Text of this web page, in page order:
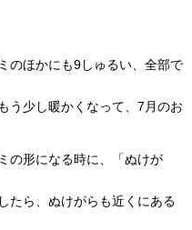
のほかにも9しゅるい、全部で
う少し暖かくなって、7月のお
の形になる時に、「ぬけが
たら、ぬけがらも近くにある